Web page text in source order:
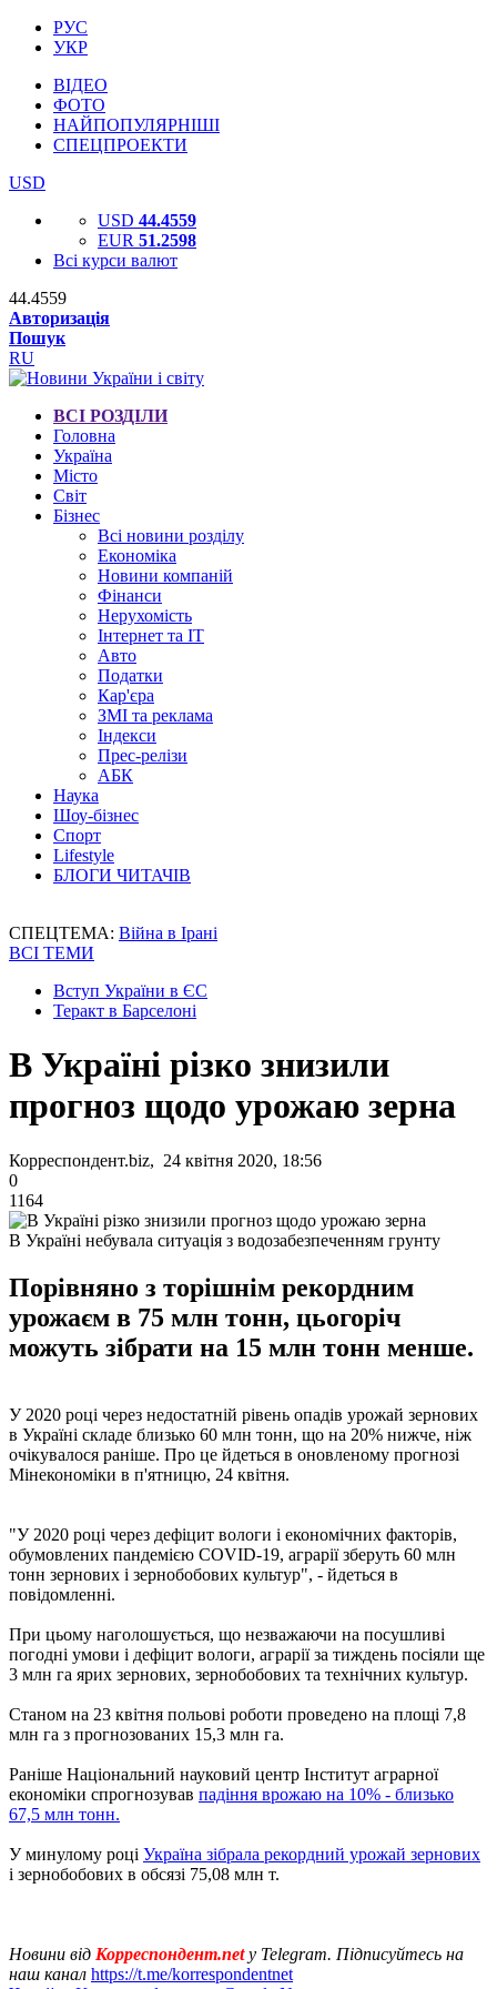
РУС
УКР
ВІДЕО
ФОТО
НАЙПОПУЛЯРНІШІ
СПЕЦПРОЕКТИ
USD
USD 44.4559
EUR 51.2598
Всі курси валют
44.4559
Авторизація
Пошук
RU
ВСІ РОЗДІЛИ
Головна
Україна
Місто
Світ
Бізнес
Всі новини розділу
Економіка
Новини компаній
Фінанси
Нерухомість
Інтернет та IT
Авто
Податки
Кар'єра
ЗМІ та реклама
Індекси
Прес-релізи
АБК
Наука
Шоу-бізнес
Спорт
Lifestyle
БЛОГИ ЧИТАЧІВ
СПЕЦТЕМА: Війна в Ірані
ВСІ ТЕМИ
Вступ України в ЄС
Теракт в Барселоні
В Україні різко знизили
прогноз щодо урожаю зерна
Корреспондент.biz, 24 квітня 2020, 18:56
0
1164
В Україні небувала ситуація з водозабезпеченням грунту
Порівняно з торішнім рекордним
урожаєм в 75 млн тонн, цьогоріч
можуть зібрати на 15 млн тонн менше.
У 2020 році через недостатній рівень опадів урожай зернових
в Україні складе близько 60 млн тонн, що на 20% нижче, ніж
очікувалося раніше. Про це йдеться в оновленому прогнозі
Мінекономіки в п'ятницю, 24 квітня.
"У 2020 році через дефіцит вологи і економічних факторів,
обумовлених пандемією COVID-19, аграрії зберуть 60 млн
тонн зернових і зернобобових культур", - йдеться в
повідомленні.
При цьому наголошується, що незважаючи на посушливі
погодні умови і дефіцит вологи, аграрії за тиждень посіяли ще
3 млн га ярих зернових, зернобобових та технічних культур.
Станом на 23 квітня польові роботи проведено на площі 7,8
млн га з прогнозованих 15,3 млн га.
Раніше Національний науковий центр Інститут аграрної
економіки спрогнозував падіння врожаю на 10% - близько
67,5 млн тонн.
У минулому році Україна зібрала рекордний урожай зернових
і зернобобових в обсязі 75,08 млн т.
Новини від Корреспондент.net у Telegram. Підписуйтесь на
наш канал https://t.me/korrespondentnet